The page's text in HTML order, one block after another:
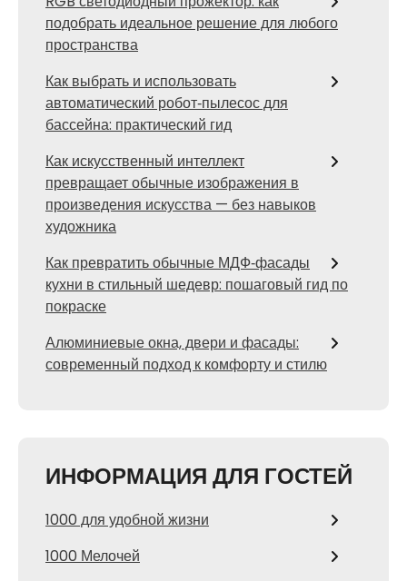
подобрать идеальное решение для любого
пространства
Как выбрать и использовать
автоматический робот‑пылесос для
бассейна: практический гид
Как искусственный интеллект
превращает обычные изображения в
произведения искусства — без навыков
художника
Как превратить обычные МДФ‑фасады
кухни в стильный шедевр: пошаговый гид по
покраске
Алюминиевые окна, двери и фасады:
современный подход к комфорту и стилю
ИНФОРМАЦИЯ ДЛЯ ГОСТЕЙ
1000 для удобной жизни
1000 Мелочей